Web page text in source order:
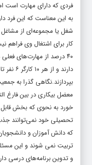
فردی که دارای مهارت است
به این معناست که این فرد
شغل یا مجموعه‌ای از
کار برای اشتغال وی فراهم
بپردازند.نگاهی گذرا به
معضل بیکاری در بین فارغ‌
خورد به نحوی که بخش قابل
تحصیلی خود نمی‌توانند جذب
که دانش آموزان و
تربیت نمی‌ شوند و این
و تدوین برنامه‌های درسی